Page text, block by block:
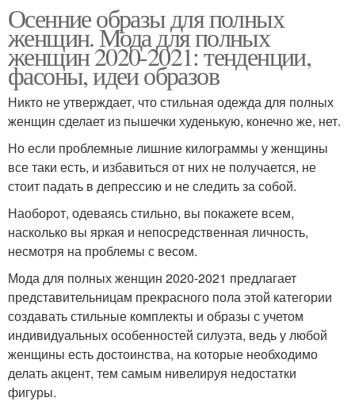
Осенние образы для полных
женщин. Мода для полных
женщин 2020-2021: тенденции,
фасоны, идеи образов
Никто не утверждает, что стильная одежда для полных
женщин сделает из пышечки худенькую, конечно же, нет.
Но если проблемные лишние килограммы у женщины
все таки есть, и избавиться от них не получается, не
стоит падать в депрессию и не следить за собой.
Наоборот, одеваясь стильно, вы покажете всем,
насколько вы яркая и непосредственная личность,
несмотря на проблемы с весом.
Мода для полных женщин 2020-2021 предлагает
представительницам прекрасного пола этой категории
создавать стильные комплекты и образы с учетом
индивидуальных особенностей силуэта, ведь у любой
женщины есть достоинства, на которые необходимо
делать акцент, тем самым нивелируя недостатки
фигуры.